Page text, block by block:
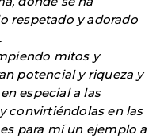
respetado y adorado
mitos y
potencial y riqueza y
especial a las
convirtiéndolas en las
para mí un ejemplo a